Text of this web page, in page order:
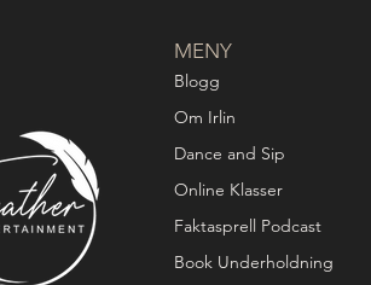
MENY
Blogg
Om Irlin
Dance and Sip
Online Klasser
Faktasprell Podcast
Book Underholdning